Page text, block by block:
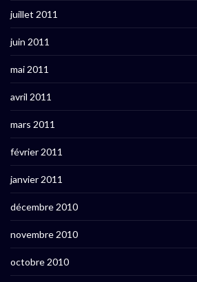
juillet 2011
juin 2011
mai 2011
avril 2011
mars 2011
février 2011
janvier 2011
décembre 2010
novembre 2010
octobre 2010